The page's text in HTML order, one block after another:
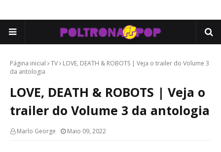
Página inicial TV
LOVE, DEATH & ROBOTS | Veja o trailer do Volume 3
da antologia
LOVE, DEATH & ROBOTS | Veja o
trailer do Volume 3 da antologia
Marlo George Maio 09, 2022